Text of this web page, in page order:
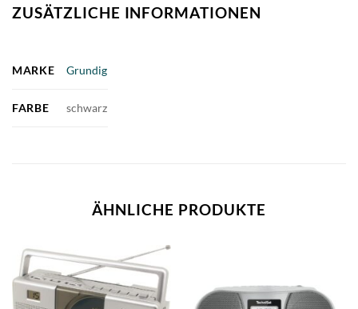
ZUSÄTZLICHE INFORMATIONEN
MARKE Grundig
FARBE schwarz
ÄHNLICHE PRODUKTE